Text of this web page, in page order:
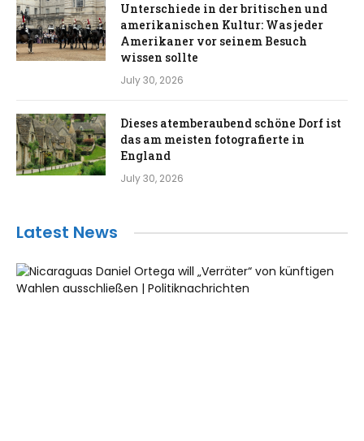
Unterschiede in der britischen und
amerikanischen Kultur: Was jeder
Amerikaner vor seinem Besuch
wissen sollte
July 30, 2026
Dieses atemberaubend schöne Dorf ist
das am meisten fotografierte in
England
July 30, 2026
Latest News